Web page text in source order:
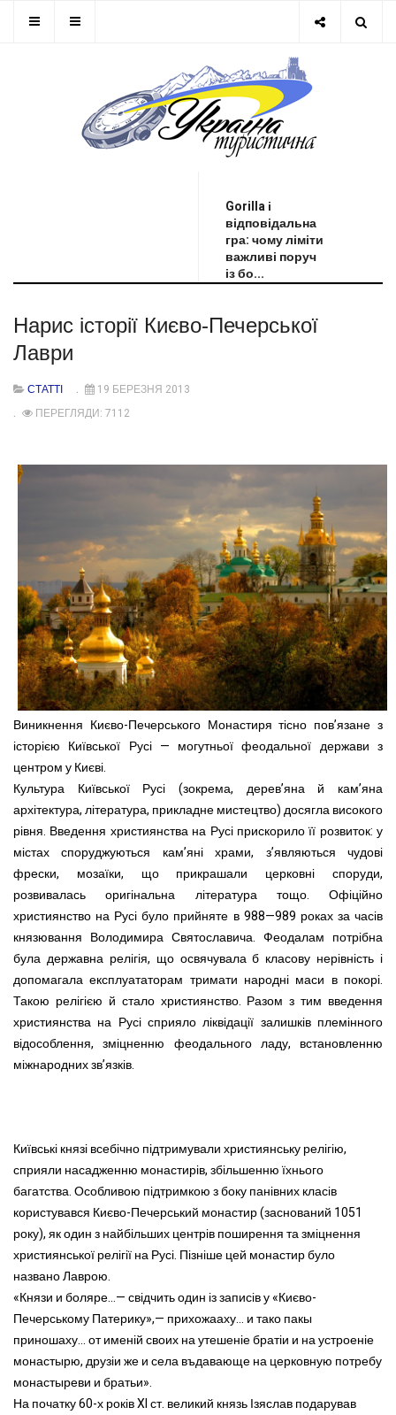
Gorilla і
відповідальна
гра: чому ліміти
важливі поруч
із бо...
Нарис історії Києво-Печерської
Лаври
СТАТТІ
19 БЕРЕЗНЯ 2013
ПЕРЕГЛЯДИ: 7112
Виникнення Києво-Печерського Монастиря тісно пов’язане з
історією Київської Русі — могутньої феодальної держави з
центром у Києві.
Культура Київської Русі (зокрема, дерев’яна й кам’яна
архітектура, література, прикладне мистецтво) досягла високого
рівня. Введення християнства на Русі прискорило її розвиток: у
містах споруджуються кам’яні храми, з’являються чудові
фрески, мозаїки, що прикрашали церковні споруди,
розвивалась оригінальна література тощо. Офіційно
християнство на Русі було прийняте в 988—989 роках за часів
князювання Володимира Святославича. Феодалам потрібна
була державна релігія, що освячувала б класову нерівність і
допомагала експлуататорам тримати народні маси в покорі.
Такою релігією й стало християнство. Разом з тим введення
християнства на Русі сприяло ліквідації залишків племінного
відособлення, зміцненню феодального ладу, встановленню
міжнародних зв’язків.
Київські князі всебічно підтримували християнську релігію,
сприяли насадженню монастирів, збільшенню їхнього
багатства. Особливою підтримкою з боку панівних класів
користувався Києво-Печерський монастир (заснований 1051
року), як один з найбільших центрів поширення та зміцнення
християнської релігії на Русі. Пізніше цей монастир було
названо Лаврою.
«Князи и боляре...— свідчить один із записів у «Києво-
Печерському Патерику»,— прихожааху... и тако пакы
приношаху... от именій своих на утешеніе братіи и на устроеніе
монастырю, друзіи же и села въдавающе на церковную потребу
монастыреви и братьи».
На початку 60-х років XI ст. великий князь Ізяслав подарував